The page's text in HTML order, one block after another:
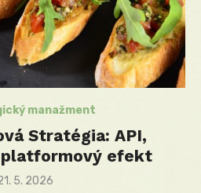
manažment
Stratégia: API,
efekt
5. 2026